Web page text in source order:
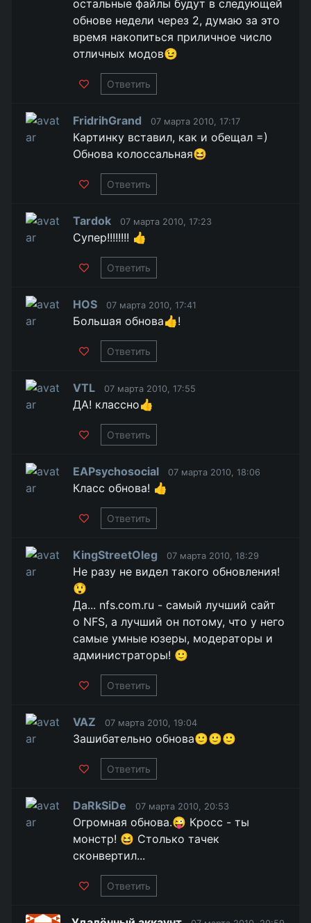
остальные файлы будут в следующей
обнове недели через 2, думаю за это
время накопиться приличное число
отличных модов😉
Ответить
FridrihGrand 07 марта 2010, 17:17
Картинку вставил, как и обещал =)
Обнова колоссальная😆
Ответить
Tardok 07 марта 2010, 17:23
Супер!!!!!!!! 👍
Ответить
HOS 07 марта 2010, 17:41
Большая обнова👍!
Ответить
VTL 07 марта 2010, 17:55
ДА! классно👍
Ответить
EAPsychosocial 07 марта 2010, 18:06
Класс обнова! 👍
Ответить
KingStreetOleg 07 марта 2010, 18:29
Не разу не видел такого обновления!
😲
Да... nfs.com.ru - самый лучший сайт
о NFS, а лучший он потому, что у него
самые умные юзеры, модераторы и
администраторы! 🙂
Ответить
VAZ 07 марта 2010, 19:04
Зашибательно обнова🙂🙂🙂
Ответить
DaRkSiDe 07 марта 2010, 20:53
Огромная обнова.😜 Кросс - ты
монстр! 😆 Столько тачек
сконвертил...
Ответить